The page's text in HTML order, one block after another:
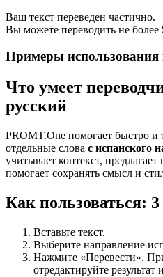
Ваш текст переведен частично.
Вы можете переводить не более
Примеры использования
Что умеет
русский
PROMT.One помогает быстро и
отдельные слова с испанского
учитывает контекст,
помогает сохранять смысл и
Как пользоваться:
Вставьте текст.
Выберите направление
Нажмите «Перевести».
отредактируйте